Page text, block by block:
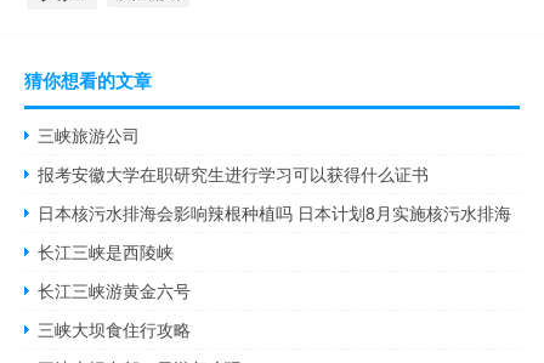
猜你想看的文章
三峡旅游公司
报考安徽大学在职研究生进行学习可以获得什么证书
日本核污水排海会影响辣根种植吗 日本计划8月实施核污水排海
长江三峡是西陵峡
长江三峡游黄金六号
三峡大坝食住行攻略